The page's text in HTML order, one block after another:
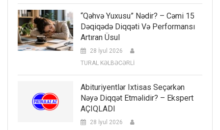
“Qəhvə Yuxusu” Nədir? – Cəmi 15
Dəqiqədə Diqqəti Və Performansı
Artıran Üsul
28 İyul 2026
TURAL KƏLBƏCƏRLİ
Abituriyentlər Ixtisas Seçərkən
Nəyə Diqqət Etməlidir? – Ekspert
AÇIQLADI
28 İyul 2026